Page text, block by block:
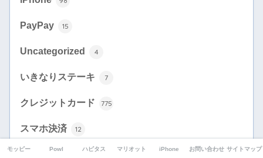
PayPay 15
Uncategorized 4
いきなりステーキ 7
クレジットカード 775
スマホ決済 12
ソフトバンク
モッピー Powl ハピタス マリオット iPhone お問い合わせ サイトマップ